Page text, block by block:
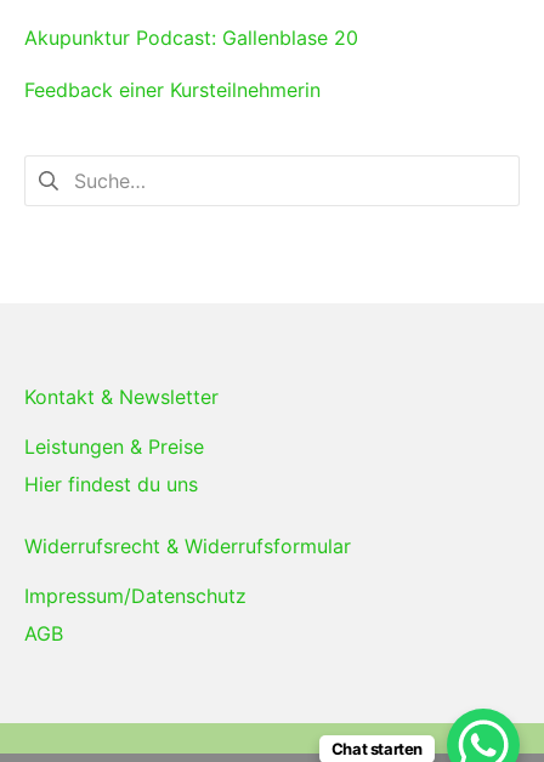
Akupunktur Podcast: Gallenblase 20
Feedback einer Kursteilnehmerin
Kontakt & Newsletter
Leistungen & Preise
Hier findest du uns
Widerrufsrecht & Widerrufsformular
Impressum/Datenschutz
AGB
Chat starten